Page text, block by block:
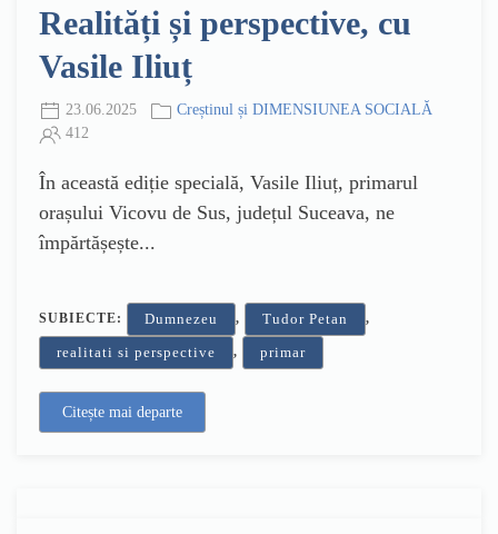
Realități și perspective, cu
Vasile Iliuț
23.06.2025
Creștinul și DIMENSIUNEA SOCIALĂ
412
În această ediție specială, Vasile Iliuț, primarul
orașului Vicovu de Sus, județul Suceava, ne
împărtășește...
SUBIECTE: Dumnezeu , Tudor Petan ,
realitati si perspective , primar
Citește mai departe